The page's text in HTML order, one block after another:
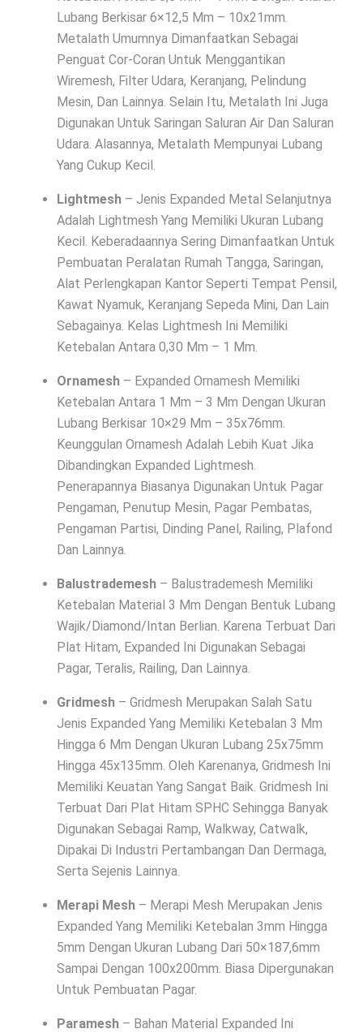
Lubang Berkisar 6×12,5 Mm – 10x21mm.
Metalath Umumnya Dimanfaatkan Sebagai
Penguat Cor-Coran Untuk Menggantikan
Wiremesh, Filter Udara, Keranjang, Pelindung
Mesin, Dan Lainnya. Selain Itu, Metalath Ini Juga
Digunakan Untuk Saringan Saluran Air Dan Saluran
Udara. Alasannya, Metalath Mempunyai Lubang
Yang Cukup Kecil.
Lightmesh – Jenis Expanded Metal Selanjutnya
Adalah Lightmesh Yang Memiliki Ukuran Lubang
Kecil. Keberadaannya Sering Dimanfaatkan Untuk
Pembuatan Peralatan Rumah Tangga, Saringan,
Alat Perlengkapan Kantor Seperti Tempat Pensil,
Kawat Nyamuk, Keranjang Sepeda Mini, Dan Lain
Sebagainya. Kelas Lightmesh Ini Memiliki
Ketebalan Antara 0,30 Mm – 1 Mm.
Ornamesh – Expanded Ornamesh Memiliki
Ketebalan Antara 1 Mm – 3 Mm Dengan Ukuran
Lubang Berkisar 10×29 Mm – 35x76mm.
Keunggulan Ornamesh Adalah Lebih Kuat Jika
Dibandingkan Expanded Lightmesh.
Penerapannya Biasanya Digunakan Untuk Pagar
Pengaman, Penutup Mesin, Pagar Pembatas,
Pengaman Partisi, Dinding Panel, Railing, Plafond
Dan Lainnya.
Balustrademesh – Balustrademesh Memiliki
Ketebalan Material 3 Mm Dengan Bentuk Lubang
Wajik/Diamond/Intan Berlian. Karena Terbuat Dari
Plat Hitam, Expanded Ini Digunakan Sebagai
Pagar, Teralis, Railing, Dan Lainnya.
Gridmesh – Gridmesh Merupakan Salah Satu
Jenis Expanded Yang Memiliki Ketebalan 3 Mm
Hingga 6 Mm Dengan Ukuran Lubang 25x75mm
Hingga 45x135mm. Oleh Karenanya, Gridmesh Ini
Memiliki Keuatan Yang Sangat Baik. Gridmesh Ini
Terbuat Dari Plat Hitam SPHC Sehingga Banyak
Digunakan Sebagai Ramp, Walkway, Catwalk,
Dipakai Di Industri Pertambangan Dan Dermaga,
Serta Sejenis Lainnya.
Merapi Mesh – Merapi Mesh Merupakan Jenis
Expanded Yang Memiliki Ketebalan 3mm Hingga
5mm Dengan Ukuran Lubang Dari 50×187,6mm
Sampai Dengan 100x200mm. Biasa Dipergunakan
Untuk Pembuatan Pagar.
Paramesh – Bahan Material Expanded Ini